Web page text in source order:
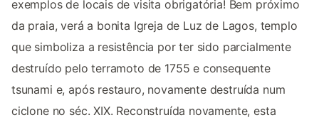
exemplos de locais de visita obrigatória! Bem próximo
da praia, verá a bonita Igreja de Luz de Lagos, templo
que simboliza a resistência por ter sido parcialmente
destruído pelo terramoto de 1755 e consequente
tsunami e, após restauro, novamente destruída num
ciclone no séc. XIX. Reconstruída novamente, esta